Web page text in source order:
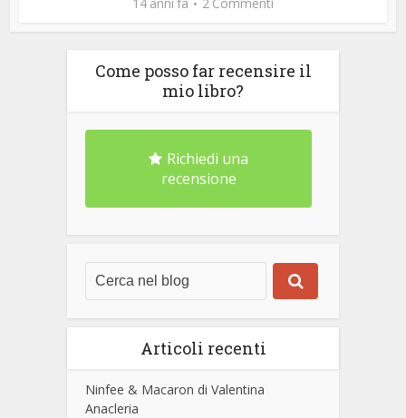
Come posso far recensire il
mio libro?
Richiedi una
recensione
Articoli recenti
Ninfee & Macaron di Valentina
Anacleria